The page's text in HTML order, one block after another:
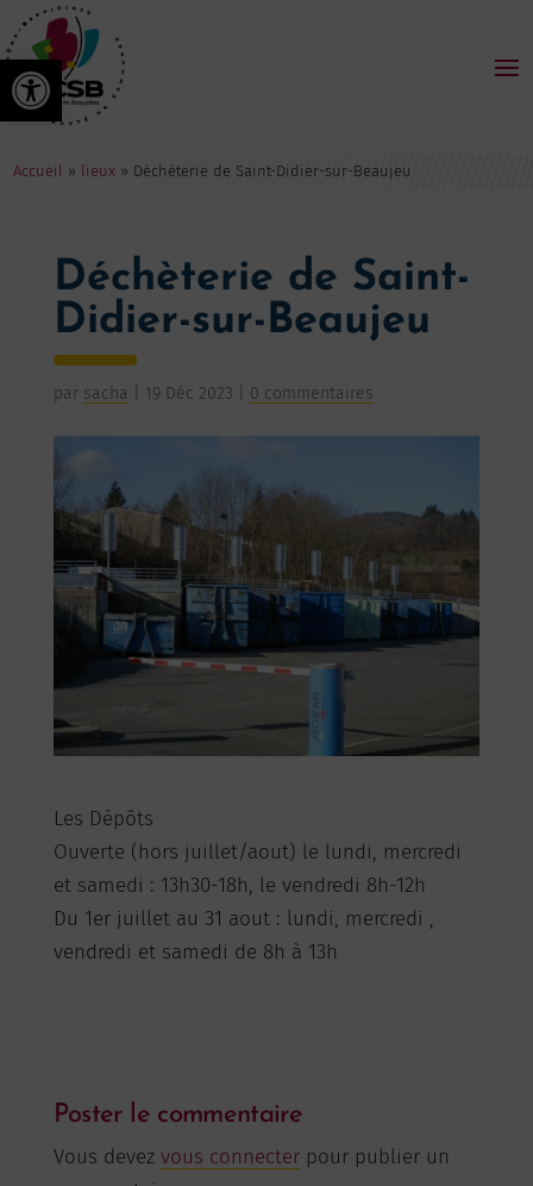
Ouvrir la barre d’outils
Accueil » lieux » Déchèterie de Saint-Didier-sur-Beaujeu
Déchèterie de Saint-
Didier-sur-Beaujeu
par sacha 19 Déc 2023 0 commentaires
Les Dépôts
Ouverte (hors juillet/aout) le lundi, mercredi
et samedi : 13h30-18h, le vendredi 8h-12h
Du 1er juillet au 31 aout : lundi, mercredi ,
vendredi et samedi de 8h à 13h
Poster le commentaire
Vous devez vous connecterpour publier un